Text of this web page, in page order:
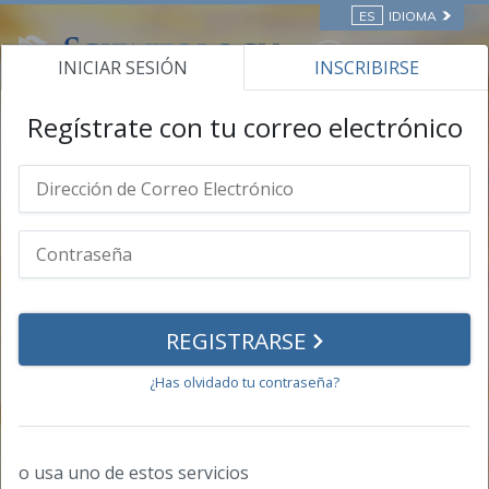
ES IDIOMA
CURSOS POR INTERNET
Tu Perfil
Información Personal
INICIAR SESIÓN INSCRIBIRSE
Regístrate con tu correo electrónico
REGISTRARSE
¿Has olvidado tu contraseña?
o usa uno de estos servicios